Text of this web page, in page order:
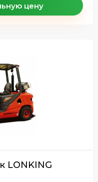
цену
LONKING